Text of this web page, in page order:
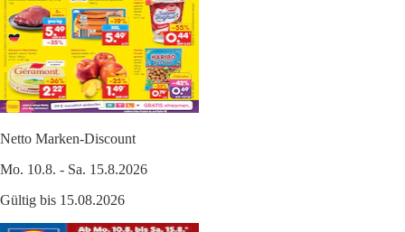
Netto Marken-Discount
Mo. 10.8. - Sa. 15.8.2026
Gültig bis 15.08.2026